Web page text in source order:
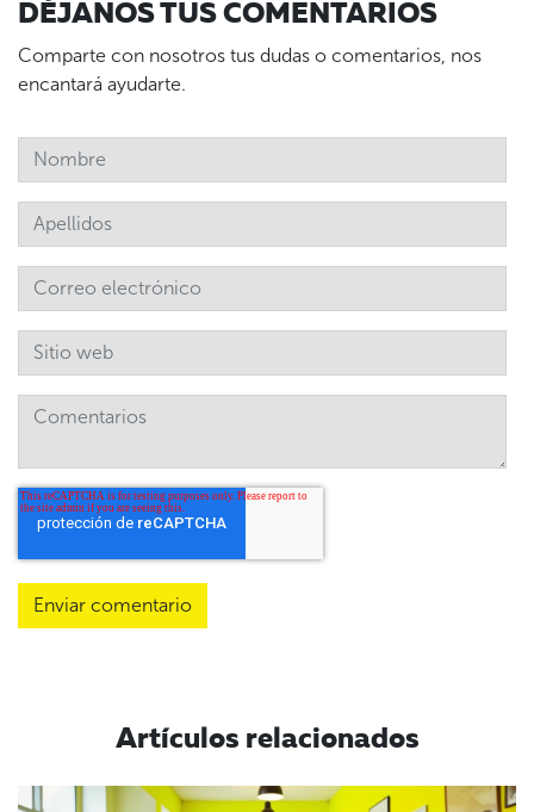
DÉJANOS TUS COMENTARIOS
Comparte con nosotros tus dudas o comentarios, nos
encantará ayudarte.
Artículos relacionados